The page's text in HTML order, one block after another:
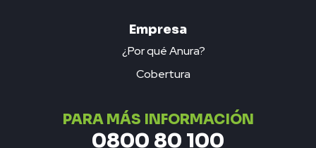
Empresa
¿Por qué Anura?
Cobertura
PARA MÁS INFORMACIÓN
0800 80 100